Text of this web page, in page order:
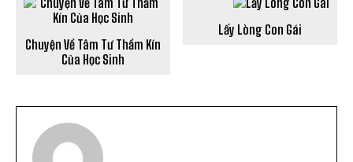
Chuyện Về Tâm Tư Thầm Kín
Của Học Sinh
Lấy Lòng Con Gái